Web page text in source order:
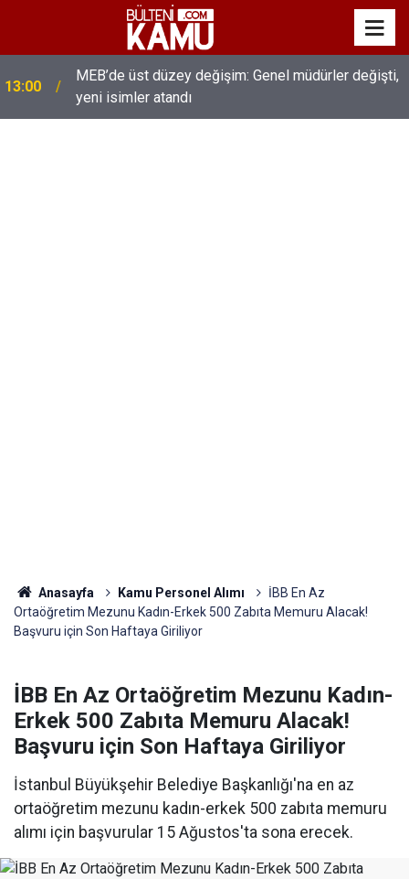
13:00
MEB’de üst düzey değişim: Genel müdürler değişti,
yeni isimler atandı
Anasayfa Kamu Personel Alımı
İBB En Az
Ortaöğretim Mezunu Kadın-Erkek 500 Zabıta Memuru Alacak!
Başvuru için Son Haftaya Giriliyor
İBB En Az Ortaöğretim Mezunu Kadın-
Erkek 500 Zabıta Memuru Alacak!
Başvuru için Son Haftaya Giriliyor
İstanbul Büyükşehir Belediye Başkanlığı'na en az
ortaöğretim mezunu kadın-erkek 500 zabıta memuru
alımı için başvurular 15 Ağustos'ta sona erecek.